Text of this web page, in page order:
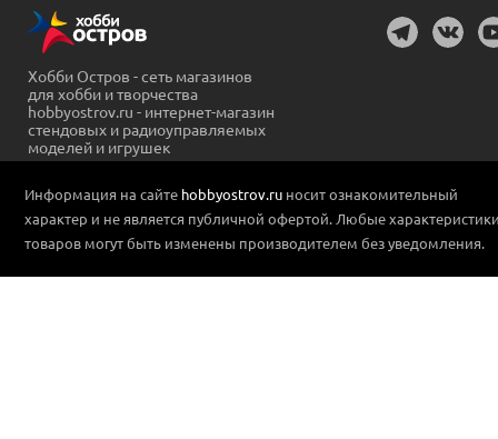
Хобби Остров - сеть магазинов
для хобби и творчества
hobbyostrov.ru - интернет-магазин
стендовых и радиоуправляемых
моделей и игрушек
Информация на сайте hobbyostrov.ru носит ознакомительный
характер и не является публичной офертой. Любые
товаров могут быть изменены производителем без уведомления.